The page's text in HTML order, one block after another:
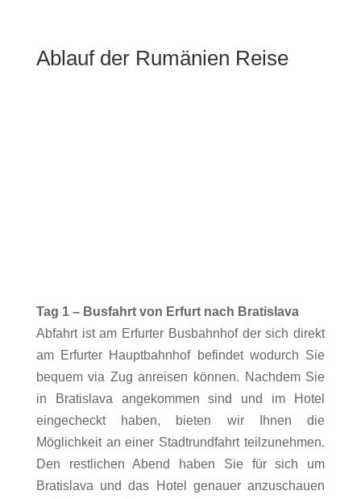
Ablauf der Rumänien Reise
Tag 1 – Busfahrt von Erfurt nach Bratislava
Abfahrt ist am Erfurter Busbahnhof der sich direkt
am Erfurter Hauptbahnhof befindet wodurch Sie
bequem via Zug anreisen können. Nachdem Sie
in Bratislava angekommen sind und im Hotel
eingecheckt haben, bieten wir Ihnen die
Möglichkeit an einer Stadtrundfahrt teilzunehmen.
Den restlichen Abend haben Sie für sich um
Bratislava und das Hotel genauer anzuschauen